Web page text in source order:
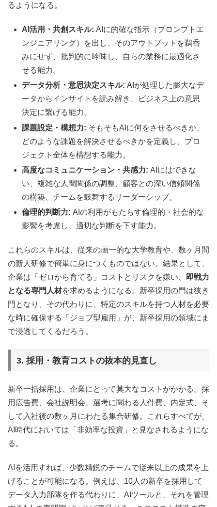
るようになる。
AI活用・共創スキル: AIに的確な指示（プロンプトエ
ンジニアリング）を出し、そのアウトプットを鵜呑
みにせず、批判的に吟味し、自らの業務に最適化さ
せる能力。
データ分析・意思決定スキル: AIが処理した膨大なデ
ータからインサイトを読み解き、ビジネス上の意思
決定に繋げる能力。
課題設定・構想力: そもそもAIに何をさせるべきか、
どのような課題を解決させるべきかを定義し、プロ
ジェクト全体を構想する能力。
高度なコミュニケーション・共感力: AIにはできな
い、複雑な人間関係の調整、顧客との深い信頼関係
の構築、チームを鼓舞するリーダーシップ。
倫理的判断力: AIの利用がもたらす倫理的・社会的な
影響を考慮し、適切な判断を下す能力。
これらのスキルは、従来の画一的な大学教育や、数ヶ月間
の新人研修で簡単に身につくものではない。結果として、
企業は「ゼロから育てる」コストとリスクを嫌い、 即戦力
となる専門人材を求めるようになる。新卒採用の門は狭き
門となり、その代わりに、特定のスキルを持つ人材を必要
な時に確保する「ジョブ型雇用」が、新卒採用の領域にま
で浸透してくるだろう。
3. 採用・教育コストの抜本的見直し
新卒一括採用は、企業にとって莫大なコストがかかる。採
用広告費、会社説明会、選考に関わる人件費、内定式、そ
して入社後の数ヶ月にわたる集合研修。これらすべてが、
AI時代においては「非効率な投資」と見なされるようにな
る。
AIを活用すれば、少数精鋭のチームで従来以上の成果を上
げることが可能になる。例えば、10人の新卒を採用して
データ入力部隊を作る代わりに、AIツールと、それを管理